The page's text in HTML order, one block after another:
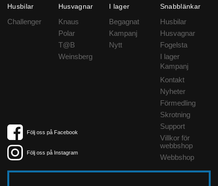
Husbilar
Challenger
Husvagnar
Knaus
Polar
T@B
Weinsberg
I lager
Begagnat
Kampanj
Nytt
Snabblänkar
Husbilar
Husvagnar
Fogelsta
I lager
Kampanj
Kontakt
Nyheter
Förmedling
Skrotning
Support
Villkor för
webbshop
Webbshop
Följ oss på Facebook
Följ oss på Instagram